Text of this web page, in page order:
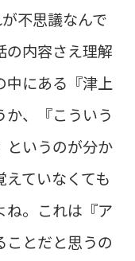
不思議なんで
の内容さえ理解
中にある『津上
、『こういう
というのが分か
ていなくても
ね。これは『ア
ことだと思うの